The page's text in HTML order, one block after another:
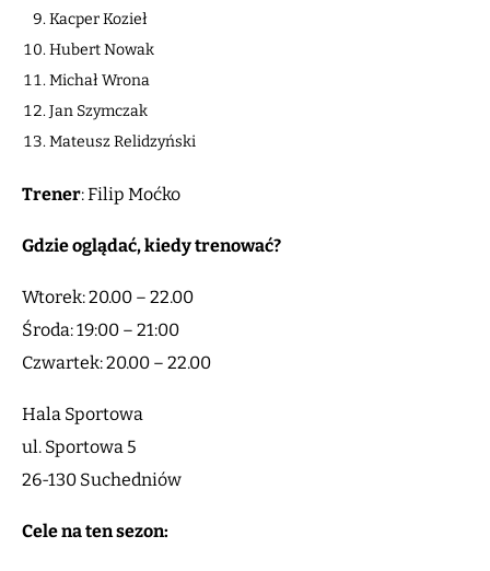
Kacper Kozieł
Hubert Nowak
Michał Wrona
Jan Szymczak
Mateusz Relidzyński
Trener: Filip Moćko
Gdzie oglądać, kiedy trenować?
Wtorek: 20.00 – 22.00
Środa: 19:00 – 21:00
Czwartek: 20.00 – 22.00
Hala Sportowa
ul. Sportowa 5
26-130 Suchedniów
Cele na ten sezon: